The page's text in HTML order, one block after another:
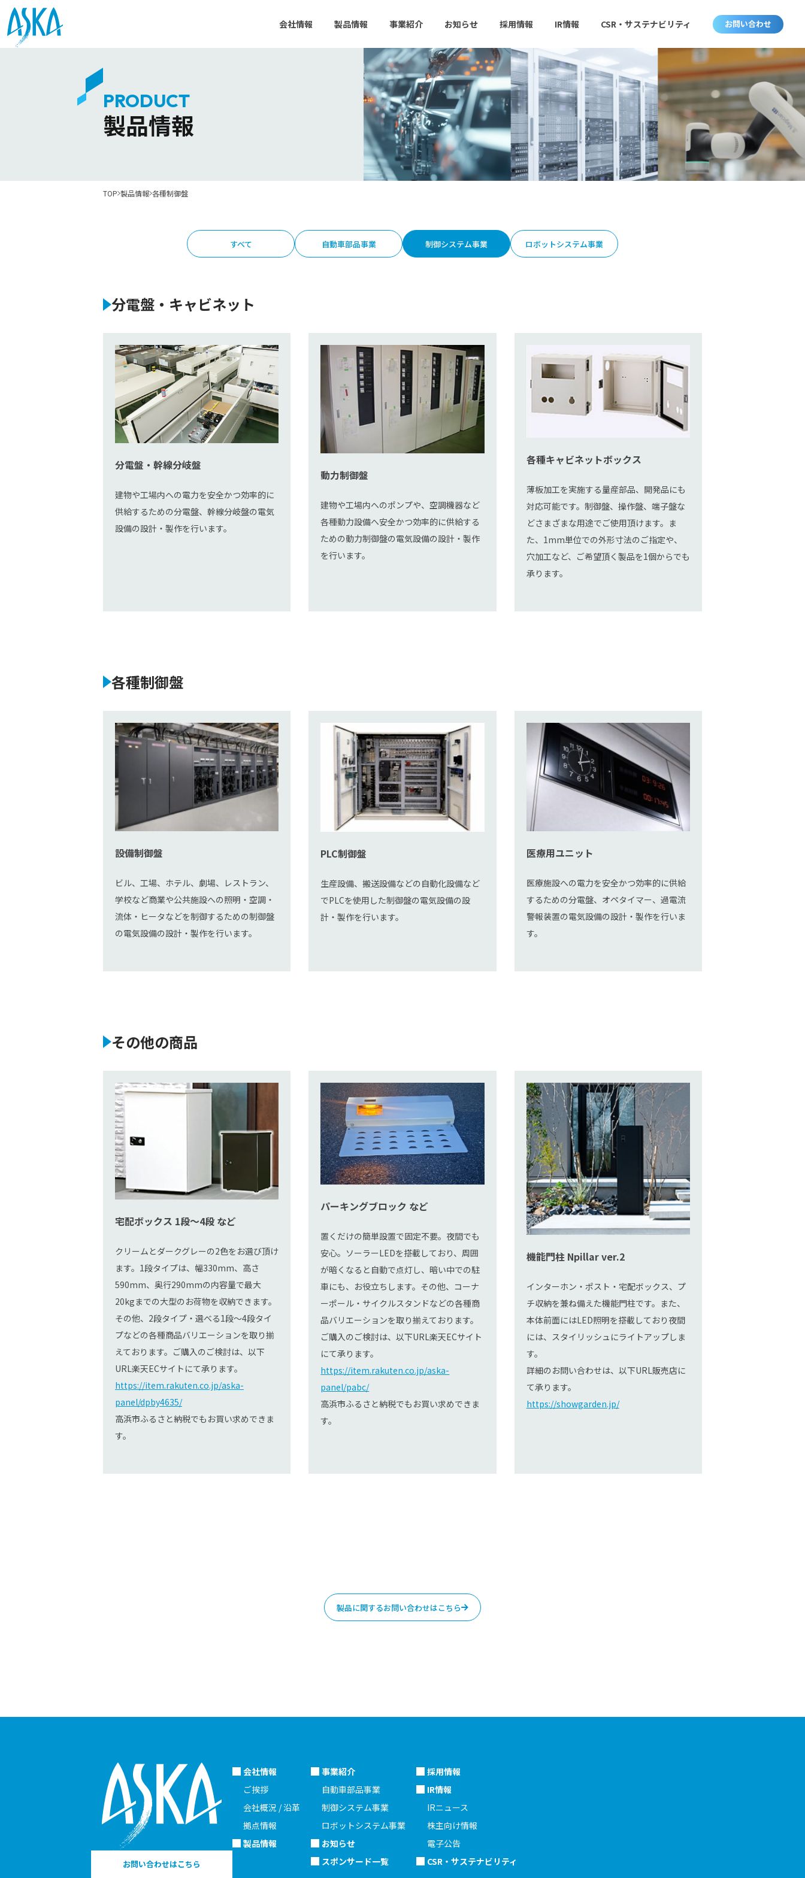
会社情報 製品情報 事業紹介 お知らせ 採用情報 IR情報 CSR・サステナビリティ お問い合わせ
PRODUCT
製品情報
TOP 製品情報 各種制御盤
すべて 自動車部品事業 制御システム事業 ロボットシステム事業
分電盤・キャビネット
分電盤・幹線分岐盤
建物や工場内への電力を安全かつ効率的に
供給するための分電盤、幹線分岐盤の電気
設備の設計・製作を行います。
動力制御盤
建物や工場内へのポンプや、空調機器など
各種動力設備へ安全かつ効率的に供給する
ための動力制御盤の電気設備の設計・製作
を行います。
各種キャビネットボックス
薄板加工を実施する量産部品、開発品にも
対応可能です。制御盤、操作盤、端子盤な
どさまざまな用途でご使用頂けます。ま
た、1mm単位での外形寸法のご指定や、
穴加工など、ご希望頂く製品を1個からでも
承ります。
各種制御盤
設備制御盤
ビル、工場、ホテル、劇場、レストラン、
学校など商業や公共施設への照明・空調・
流体・ヒータなどを制御するための制御盤
の電気設備の設計・製作を行います。
PLC制御盤
生産設備、搬送設備などの自動化設備など
でPLCを使用した制御盤の電気設備の設
計・製作を行います。
医療用ユニット
医療施設への電力を安全かつ効率的に供給
するための分電盤、オペタイマー、過電流
警報装置の電気設備の設計・製作を行いま
す。
その他の商品
宅配ボックス 1段～4段 など
クリームとダークグレーの2色をお選び頂け
ます。1段タイプは、幅330mm、高さ
590mm、奥行290mmの内容量で最大
20kgまでの大型のお荷物を収納できます。
その他、2段タイプ・選べる1段～4段タイ
プなどの各種商品バリエーションを取り揃
えております。ご購入のご検討は、以下
URL楽天ECサイトにて承ります。
https://item.rakuten.co.jp/aska-
panel/dpby4635/
高浜市ふるさと納税でもお買い求めできま
す。
パーキングブロック など
置くだけの簡単設置で固定不要。夜間でも
安心。ソーラーLEDを搭載しており、周囲
が暗くなると自動で点灯し、暗い中での駐
車にも、お役立ちします。その他、コーナ
ーポール・サイクルスタンドなどの各種商
品バリエーションを取り揃えております。
ご購入のご検討は、以下URL楽天ECサイト
にて承ります。
https://item.rakuten.co.jp/aska-
panel/pabc/
高浜市ふるさと納税でもお買い求めできま
す。
機能門柱 Npillar ver.2
インターホン・ポスト・宅配ボックス、プ
チ収納を兼ね備えた機能門柱です。また、
本体前面にはLED照明を搭載しており夜間
には、スタイリッシュにライトアップしま
す。
詳細のお問い合わせは、以下URL販売店に
て承ります。
https://showgarden.jp/
製品に関するお問い合わせはこちら
お問い合わせはこちら
会社情報
ご挨拶
会社概況 / 沿革
拠点情報
製品情報
事業紹介
自動車部品事業
制御システム事業
ロボットシステム事業
お知らせ
スポンサード一覧
採用情報
IR情報
IRニュース
株主向け情報
電子公告
CSR・サステナビリティ